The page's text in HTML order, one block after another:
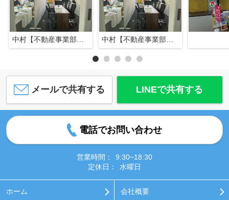
メールで共有する LINEで共有する
電話でお問い合わせ
営業時間：
9:30~18:30
定休日：
水曜日
ホーム 会社概要